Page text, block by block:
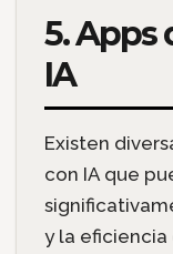
5. Apps
IA
Existen
con IA que
y la eficiencia